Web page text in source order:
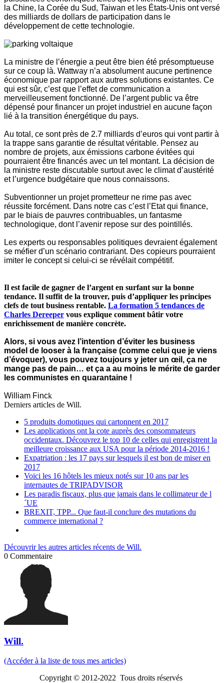
la Chine, la Corée du Sud, Taiwan et les États-Unis ont versé
des milliards de dollars de participation dans le
développement de cette technologie.
La ministre de l’énergie a peut être bien été présomptueuse
sur ce coup là. Wattway n’a absolument aucune pertinence
économique par rapport aux autres solutions existantes. Ce
qui est sûr, c’est que l’effet de communication a
merveilleusement fonctionné. De l’argent public va être
dépensé pour financer un projet industriel en aucune façon
lié à la transition énergétique du pays.
Au total, ce sont près de 2.7 milliards d’euros qui vont partir à
la trappe sans garantie de résultat véritable. Pensez au
nombre de projets, aux émissions carbone évitées qui
pourraient être financés avec un tel montant. La décision de
la ministre reste discutable surtout avec le climat d’austérité
et l’urgence budgétaire que nous connaissons.
Subventionner un projet prometteur ne rime pas avec
réussite forcément. Dans notre cas c’est l’Etat qui finance,
par le biais de pauvres contribuables, un fantasme
technologique, dont l’avenir repose sur des pointillés.
Les experts ou responsables politiques devraient également
se méfier d’un scénario contrariant. Des copieurs pourraient
imiter le concept si celui-ci se révélait compétitif.
Il est facile de gagner de l’argent en surfant sur la bonne
tendance. Il suffit de la trouver, puis d’appliquer les principes
clefs de tout business rentable. La formation 5 tendances de
Charles Dereeper vous explique comment bâtir votre
enrichissement de manière concrète.
Alors, si vous avez l’intention d’éviter les business
model de looser à la française (comme celui que je viens
d’évoquer), vous pouvez toujours y jeter un œil, ça ne
mange pas de pain… et ça a au moins le mérite de garder
les communistes en quarantaine !
William Finck
Derniers articles de Will.
5 produits domotiques qui cartonnent en 2017
Les applications ont la cote auprès des consommateurs
occidentaux. Découvrez le top 10 de celles qui enregistrent la
meilleure croissance aux USA pour la période 2014-2016 !
Expatriation : les 17 pays sur lesquels il est bon de miser en
2017
Voici les 16 hôtels les mieux notés sur 10 ans par les
internautes de TRIPADVISOR
Les paradis fiscaux, plus que jamais dans le collimateur de l
´UE
BREXIT, TPP... Que faut-il conclure des mutations du
commerce international ?
Découvrir les autres articles récents de Will.
0 Commentaire
Will.
(Accéder à la liste de tous mes articles)
Copyright © 2012-2022 Tous droits réservés